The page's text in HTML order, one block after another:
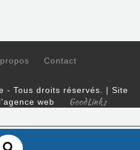
Contact
- Tous droits réservés. | Site
web
GoodLinks